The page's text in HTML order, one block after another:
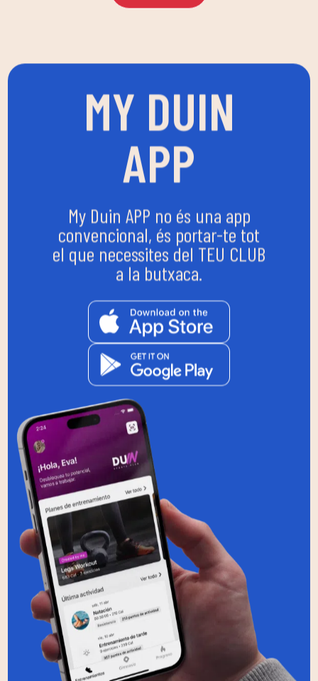
MY DUIN
APP
My Duin APP no és una app
convencional, és portar-te tot
el que necessites del TEU CLUB
a la butxaca.